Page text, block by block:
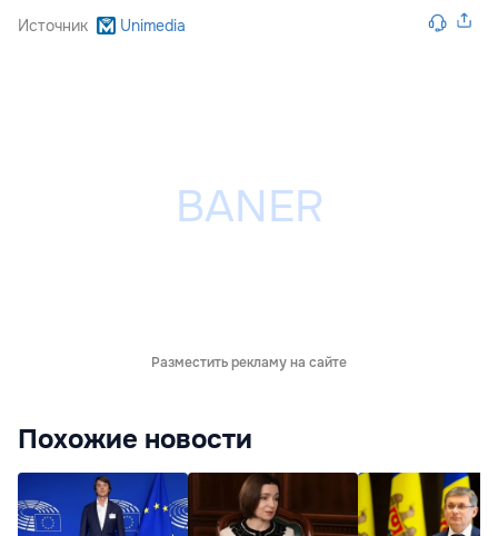
Источник Unimedia
Разместить рекламу на сайте
Похожие новости